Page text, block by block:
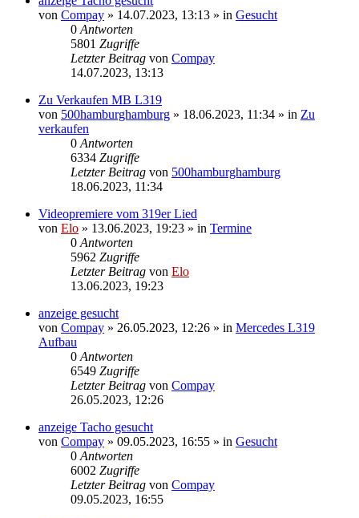
von Compay » 14.07.2023, 13:13 » in Gesucht
0 Antworten
5801 Zugriffe
Letzter Beitrag von Compay
14.07.2023, 13:13
Zu Verkaufen MB L319
von 500hamburghamburg » 18.06.2023, 11:34 » in Zu
verkaufen
0 Antworten
6334 Zugriffe
Letzter Beitrag von 500hamburghamburg
18.06.2023, 11:34
Videopremiere vom 319er Lied
von Elo » 13.06.2023, 19:23 » in Termine
0 Antworten
5962 Zugriffe
Letzter Beitrag von Elo
13.06.2023, 19:23
anzeige gesucht
von Compay » 26.05.2023, 12:26 » in Mercedes L319
Aufbau
0 Antworten
6549 Zugriffe
Letzter Beitrag von Compay
26.05.2023, 12:26
anzeige Tacho gesucht
von Compay » 09.05.2023, 16:55 » in Gesucht
0 Antworten
6002 Zugriffe
Letzter Beitrag von Compay
09.05.2023, 16:55